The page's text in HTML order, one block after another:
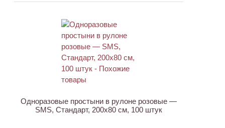
Одноразовые простыни в рулоне розовые —
SMS, Стандарт, 200х80 см, 100 штук